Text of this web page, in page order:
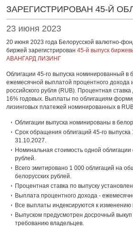
ЗАРЕГИСТРИРОВАН 45-Й
23 июня 2023
20 июня 2023 года Белорусской валютно-
биржей зарегистрирован 45-й выпуск
АВАНГАРД ЛИЗИНГ
Облигации 45-го выпуска номинированный в
ежемесячной выплатой процентного дохода
российского рубля (RUB). Процентная
16% годовых. Выплаты по облигациям
лизинговых платежей номинированных в
Облигации выпуска номинированы в
Срок обращения облигаций 45-го
31.10.2027.
Номинальная стоимость одной облигации
рублей.
Всего эмитировано 1 000 облигаций на
белорусских рублей.
Процентная ставка по выпуску
Выплата процентного дохода -
Все выплаты индексируются к изменению
Выпуском предусмотрен досрочный
требованию владельцев.